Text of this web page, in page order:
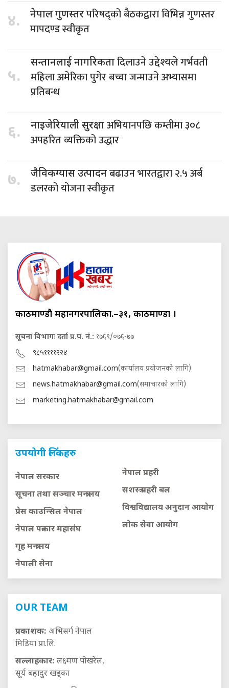
४. नेपाल गुणस्तरपरिषद्को बैठकद्वारा विभिन्न गुणस्तर
मापदण्ड स्वीकृत
५.
सन्तानलाई नागरिकतादिलाउने उद्देश्यले गर्भवती
महिला अमेरिका पुगेर बच्चा जन्माउने अभ्यासमा
प्रतिबन्ध
६. नाइजेरियाली सुरक्षाअभियानपछि कम्तीमा ३०८
अपहरित व्यक्तिको उद्धार
७. जैविकग्यास उत्पादनबढाउन भारतद्वारा २.५ अर्ब
डलरको योजना स्वीकृत
काठमाण्डौ महानगरपालिका.–३१, काठमाण्डौं ।
सूचना विभागः दर्ता प्र.प. नं.: १७६९/०७६-७७
९८५११११२२४
hatmakhabar@gmail.com(कार्यालय प्रयोजनको लागि)
news.hatmakhabar@gmail.com(समाचारको लागि)
marketing.hatmakhabar@gmail.com
उपयोगी लिंकहरु
नेपाल सरकार
सूचना तथा सञ्चार मन्त्रालय
प्रेस काउन्सिल नेपाल
नेपाल पत्रकार महासंघ
गृह मन्त्रालय
नेपाली सेना
नेपाल प्रहरी
सशस्त्र प्रहरी बल
विश्वविद्यालय अनुदान आयाेग
लाेक सेवा आयाेग
OUR TEAM
प्रकाशक: अभिसर्ग नेपाल
मिडिया प्रा.लि.
सल्लाहकार: लक्ष्मण पोखरेल,
सूर्य बहादुर खड्का